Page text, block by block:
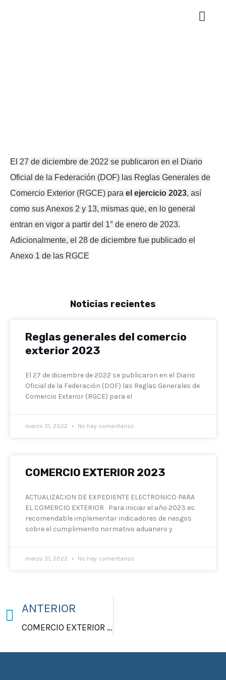
El 27 de diciembre de 2022 se publicaron en el Diario
Oficial de la Federación (DOF) las Reglas Generales de
Comercio Exterior (RGCE) para el ejercicio 2023, así
como sus Anexos 2 y 13, mismas que, en lo general
entran en vigor a partir del 1° de enero de 2023.
Adicionalmente, el 28 de diciembre fue publicado el
Anexo 1 de las RGCE
Noticias recientes
Reglas generales del comercio
exterior 2023
El 27 de diciembre de 2022 se publicaron en el Diario
Oficial de la Federación (DOF) las Reglas Generales de
Comercio Exterior (RGCE) para el
marzo 31, 2022 No hay comentarios
COMERCIO EXTERIOR 2023
ACTUALIZACION DE EXPEDIENTE ELECTRONICO PARA
EL COMERCIO EXTERIOR Para iniciar el año 2023 es
recomendable implementar indicadores de riesgos
sobre el cumplimiento normativo aduanero y
marzo 31, 2022 No hay comentarios
Previo
ANTERIOR
COMERCIO EXTERIOR 2023